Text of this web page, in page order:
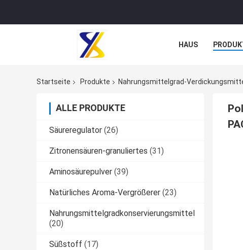
HAUS
Startseite
Produkte Nahrungsmittelgrad-
ALLE PRODUKTE
Säureregulator (26)
Zitronensäuren-granuliertes (31)
Aminosäurepulver (39)
Natürliches Aroma-Vergrößerer (23)
Nahrungsmittelgradkonservierungsmittel
(20)
Süßstoff (17)